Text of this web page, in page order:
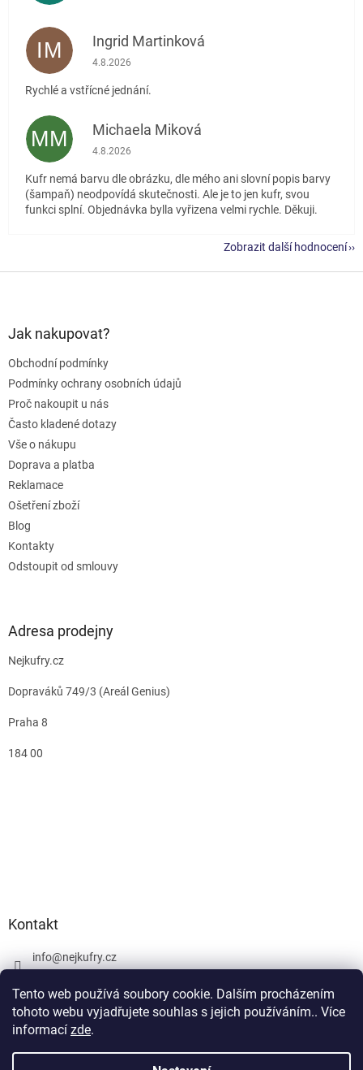
Tento web používá soubory cookie. Dalším procházením
tohoto webu vyjadřujete souhlas s jejich používáním.. Více
informací zde.
IM Ingrid Martinková
Hodnocení obchodu je 5 z 5 hvězdiček.
4.8.2026
Rychlé a vstřícné jednání.
MM Michaela Miková
Hodnocení obchodu je 5 z 5 hvězdiček.
4.8.2026
Kufr nemá barvu dle obrázku, dle mého ani slovní popis barvy
(šampaň) neodpovídá skutečnosti. Ale je to jen kufr, svou
funkci splní. Objednávka bylla vyřizena velmi rychle. Děkuji.
Zobrazit další hodnocení
Jak nakupovat?
Obchodní podmínky
Podmínky ochrany osobních údajů
Proč nakoupit u nás
Často kladené dotazy
Vše o nákupu
Doprava a platba
Reklamace
Ošetření zboží
Blog
Kontakty
Odstoupit od smlouvy
Adresa prodejny
Nejkufry.cz
Dopraváků 749/3 (Areál Genius)
Praha 8
184 00
Kontakt
info@nejkufry.cz
Facebook